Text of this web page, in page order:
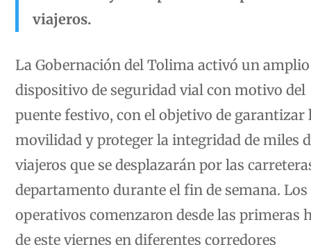
viajeros.
La Gobernación del Tolima activó un amplio
dispositivo de seguridad vial con motivo del
puente festivo, con el objetivo de garantizar
movilidad y proteger la integridad de miles
viajeros que se desplazarán por las
departamento durante el fin de semana. Los
operativos comenzaron desde las primeras
de este viernes en diferentes corredores